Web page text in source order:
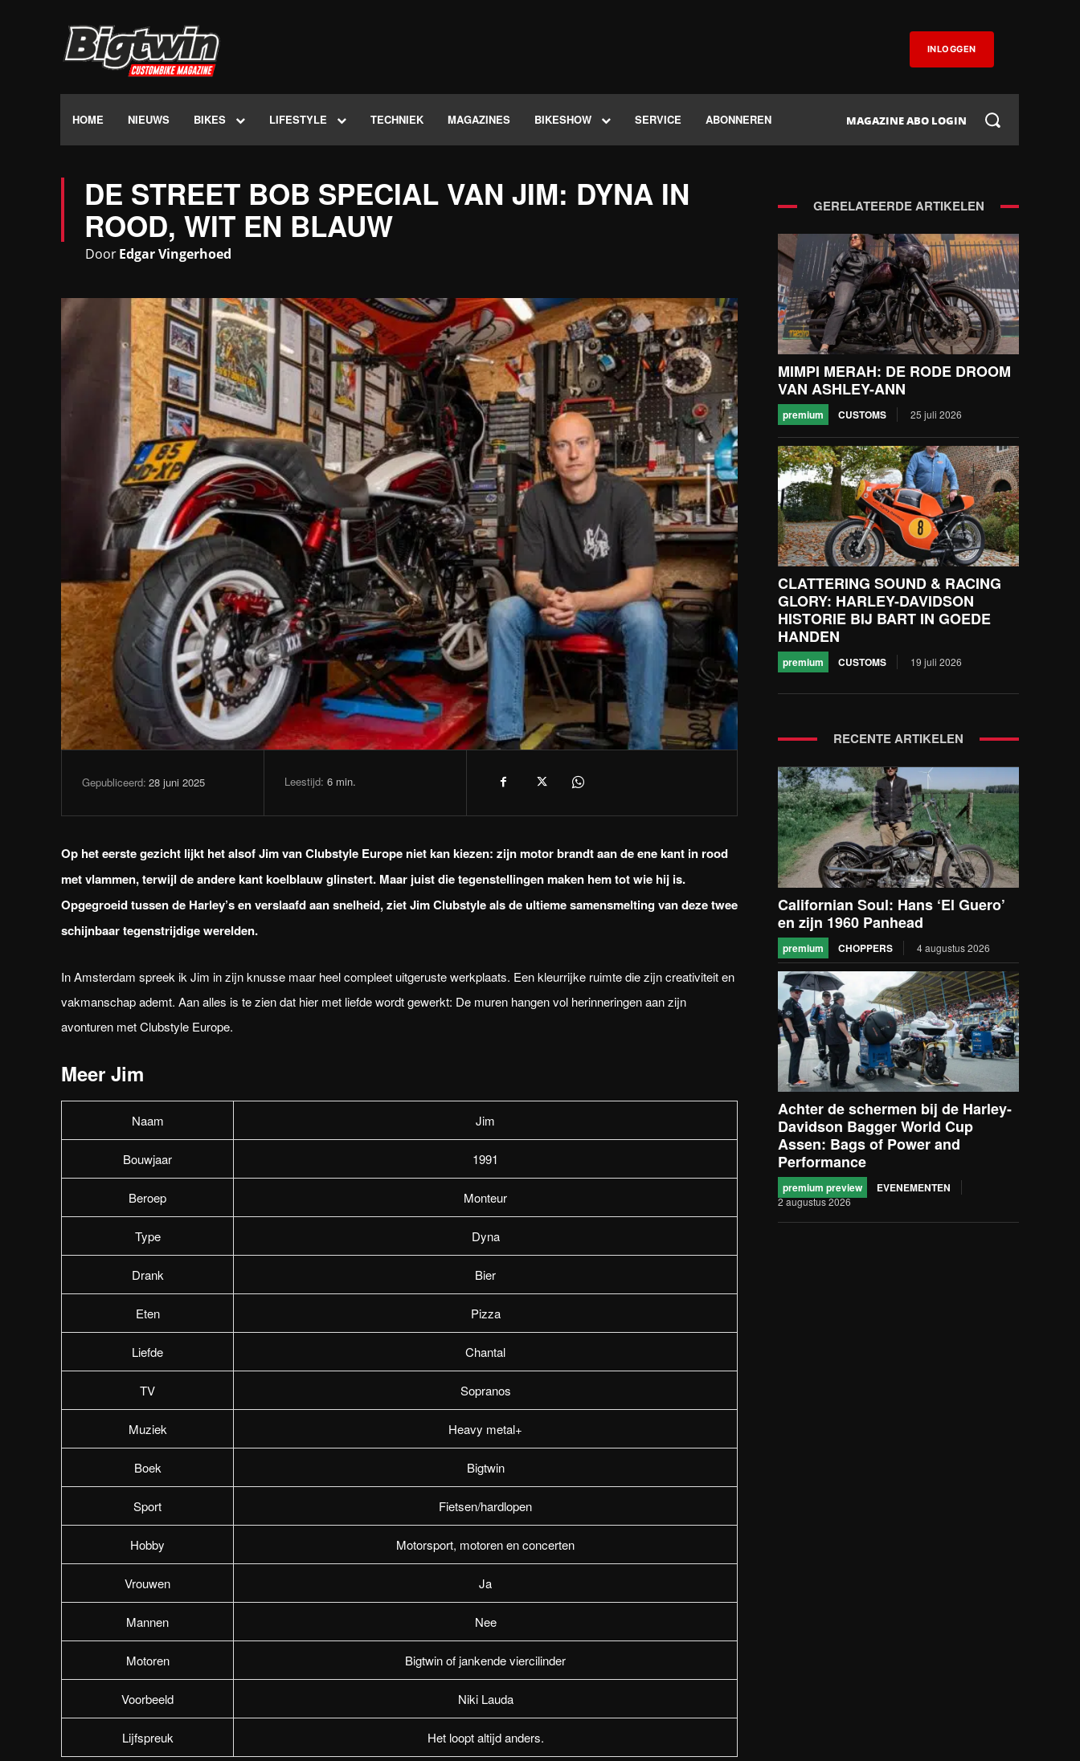
INLOGGEN
HOME NIEUWS BIKES LIFESTYLE TECHNIEK MAGAZINES BIKESHOW SERVICE ABONNEREN MAGAZINE ABO LOGIN
DE STREET BOB SPECIAL VAN JIM: DYNA IN
ROOD, WIT EN BLAUW
DoorEdgar Vingerhoed
Gepubliceerd: 28 juni 2025 Leestijd: 6 min.
Op het eerste gezicht lijkt het alsof Jim van Clubstyle Europe niet kan kiezen: zijn motor brandt aan de ene kant in rood
met vlammen, terwijl de andere kant koelblauw glinstert. Maar juist die tegenstellingen maken hem tot wie hij is.
Opgegroeid tussen de Harley’s en verslaafd aan snelheid, ziet Jim Clubstyle als de ultieme samensmelting van deze twee
schijnbaar tegenstrijdige werelden.
In Amsterdam spreek ik Jim in zijn knusse maar heel compleet uitgeruste werkplaats. Een kleurrijke ruimte die zijn creativiteit en
vakmanschap ademt. Aan alles is te zien dat hier met liefde wordt gewerkt: De muren hangen vol herinneringen aan zijn
avonturen met Clubstyle Europe.
Meer Jim
Naam Jim
Bouwjaar 1991
Beroep Monteur
Type Dyna
Drank Bier
Eten Pizza
Liefde Chantal
TV Sopranos
Muziek Heavy metal+
Boek Bigtwin
Sport Fietsen/hardlopen
Hobby Motorsport, motoren en concerten
Vrouwen Ja
Mannen Nee
Motoren Bigtwin of jankende viercilinder
Voorbeeld Niki Lauda
Lijfspreuk Het loopt altijd anders.
GERELATEERDE ARTIKELEN
MIMPI MERAH: DE RODE DROOM
VAN ASHLEY-ANN
premium CUSTOMS 25 juli 2026
CLATTERING SOUND & RACING
GLORY: HARLEY-DAVIDSON
HISTORIE BIJ BART IN GOEDE
HANDEN
premium CUSTOMS 19 juli 2026
RECENTE ARTIKELEN
Californian Soul: Hans ‘El Guero’
en zijn 1960 Panhead
premium CHOPPERS 4 augustus 2026
Achter de schermen bij de Harley-
Davidson Bagger World Cup
Assen: Bags of Power and
Performance
premium preview EVENEMENTEN
2 augustus 2026